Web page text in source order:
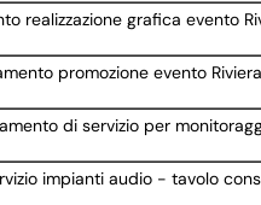
realizzazione grafica evento
promozione evento
di servizio per
impianti audio - tavolo